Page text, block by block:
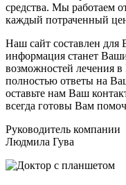
средства. Мы работаем
каждый потраченный
Наш сайт составлен для
информация станет
возможностей лечения
полностью ответы на
оставьте нам Ваш
всегда готовы Вам
Руководитель компании
Людмила Гува